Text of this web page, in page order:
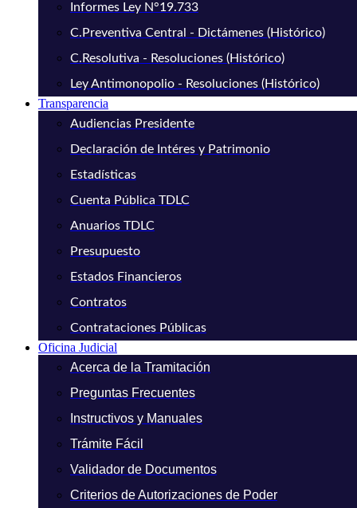
Informes Ley N°19.733
C.Preventiva Central - Dictámenes (Histórico)
C.Resolutiva - Resoluciones (Histórico)
Ley Antimonopolio - Resoluciones (Histórico)
Transparencia
Audiencias Presidente
Declaración de Intéres y Patrimonio
Estadísticas
Cuenta Pública TDLC
Anuarios TDLC
Presupuesto
Estados Financieros
Contratos
Contrataciones Públicas
Oficina Judicial
Acerca de la Tramitación
Preguntas Frecuentes
Instructivos y Manuales
Trámite Fácil
Validador de Documentos
Criterios de Autorizaciones de Poder